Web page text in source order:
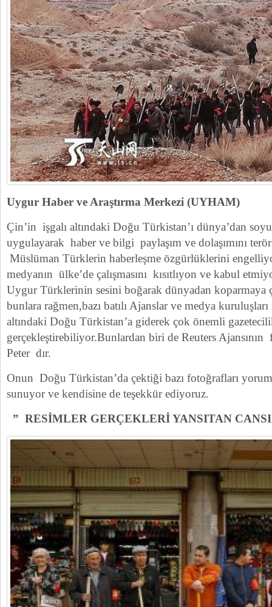
Uygur Haber ve Araştırma Merkezi (UYHAM)
Çin’in işgalı altındaki Doğu Türkistan’ı dünya’dan
uygulayarak haber ve bilgi paylaşım ve dolaşımını
Müslüman Türklerin haberleşme özgürlüklerini
medyanın ülke’de çalışmasını kısıtlıyon ve kabul
Uygur Türklerinin sesini boğarak dünyadan koparmaya
bunlara rağmen,bazı batılı Ajanslar ve medya
altındaki Doğu Türkistan’a giderek çok önemli
gerçekleştirebiliyor.Bunlardan biri de Reuters
Peter dır.
Onun Doğu Türkistan’da çektiği bazı fotoğrafları
sunuyor ve kendisine de teşekkür ediyoruz.
” RESİMLER GERÇEKLERİ YANSITAN